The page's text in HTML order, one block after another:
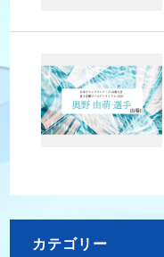
カテゴリー